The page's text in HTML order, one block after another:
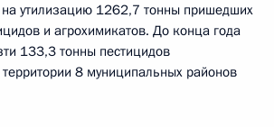
утилизацию 1262,7 тонны пришедших
и агрохимикатов. До конца года
133,3 тонны пестицидов
8 муниципальных районов